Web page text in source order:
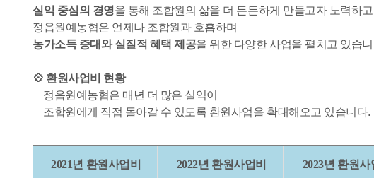
실익 중심의 경영을 통해 조합원의 삶을 더 든든하게 만들고자 노력하
정읍원예농협은 언제나 조합원과 호흡하며
농가소득 증대와 실질적 혜택 제공을 위한 다양한 사업을 펼치고 있습
💠 환원사업비 현황
정읍원예농협은 매년 더 많은 실익이
조합원에게 직접 돌아갈 수 있도록 환원사업을 확대해오고 있습니다.
2021년 환원사업비 2022년 환원사업비 2023년 환원사